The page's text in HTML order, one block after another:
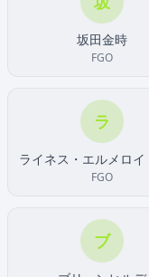
坂田金時
FGO
ラ
FGO
ブ